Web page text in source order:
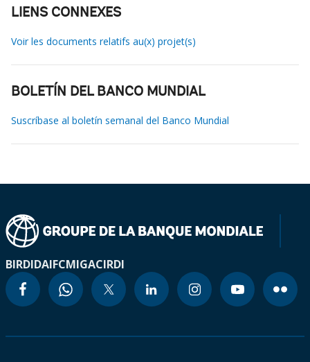
LIENS CONNEXES
Voir les documents relatifs au(x) projet(s)
BOLETÍN DEL BANCO MUNDIAL
Suscríbase al boletín semanal del Banco Mundial
BIRDIDAIFCMIGACIRDI